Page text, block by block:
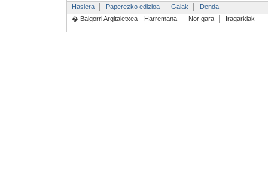
Hasiera Paperezko edizioa Gaiak
Denda
� Baigorri Argitaletxea
Harremana Nor gara Iragarkiak